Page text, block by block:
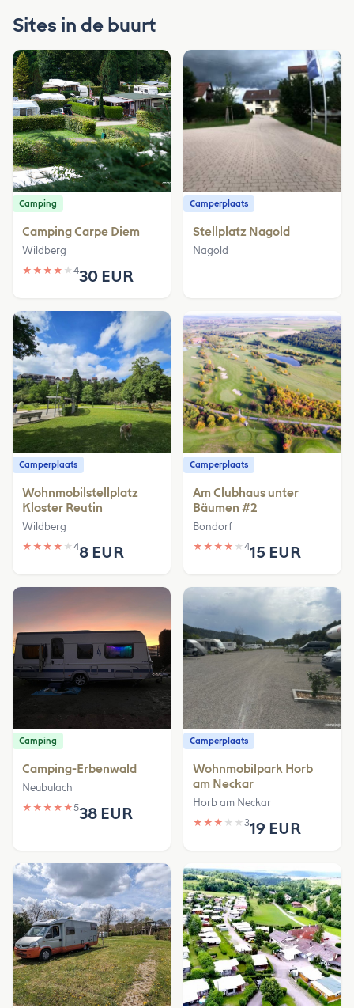
Sites in de buurt
Camping
Camping Carpe Diem
Wildberg
★ ★ ★ ★ ★ 430 EUR
Camperplaats
Stellplatz Nagold
Nagold
Camperplaats
Wohnmobilstellplatz
Kloster Reutin
Wildberg
★ ★ ★ ★ ★ 48 EUR
Camperplaats
Am Clubhaus unter
Bäumen #2
Bondorf
★ ★ ★ ★ ★ 415 EUR
Camping
Camping-Erbenwald
Neubulach
★ ★ ★ ★ ★538 EUR
Camperplaats
Wohnmobilpark Horb
am Neckar
Horb am Neckar
★ ★ ★ ★ ★ 319 EUR